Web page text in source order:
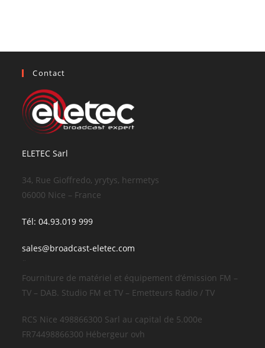
Contact
ELETEC Sarl
34, Rue Gioffredo, yrytys, hermetys
06000 Nice – France
Tél: 04.93.019 999
sales@broadcast-eletec.com
¨
Fourniture de matériel et équipement d’émission FM –
TV – DAB. Studio FM et TV – Emetteurs Radio / TV
RCS Nice 498866300 Sarl au capital de 5.000e
FR74498866300 Hébergeur ovh